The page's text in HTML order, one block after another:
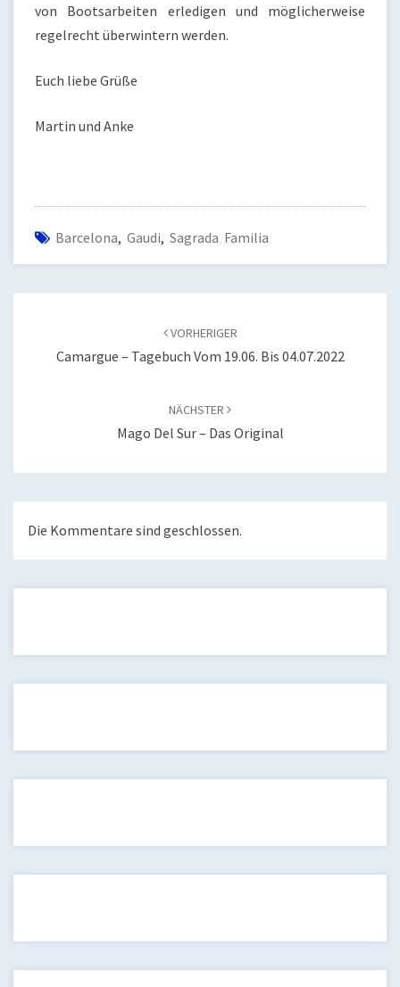
von Bootsarbeiten erledigen und möglicherweise
regelrecht überwintern werden.
Euch liebe Grüße
Martin und Anke
Barcelona, Gaudi, Sagrada Familia
VORHERIGER
Camargue – Tagebuch Vom 19.06. Bis 04.07.2022
NÄCHSTER
Mago Del Sur – Das Original
Die Kommentare sind geschlossen.